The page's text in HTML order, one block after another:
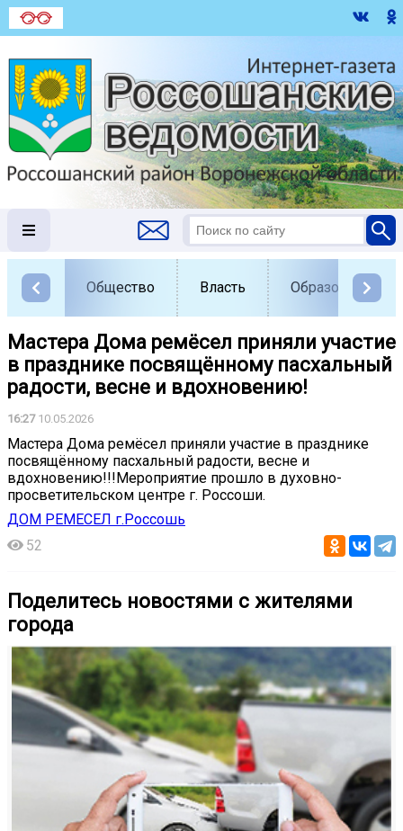
Общество Власть Образование
Мастера Дома ремёсел приняли участие
в празднике посвящённому пасхальный
радости, весне и вдохновению!
16:2710.05.2026
Мастера Дома ремёсел приняли участие в празднике
посвящённому пасхальный радости, весне и
вдохновению!!!️️️Мероприятие прошло в духовно-
просветительском центре г. Россоши.
ДОМ РЕМЕСЕЛ г.Россошь
52
Поделитесь новостями с жителями
города